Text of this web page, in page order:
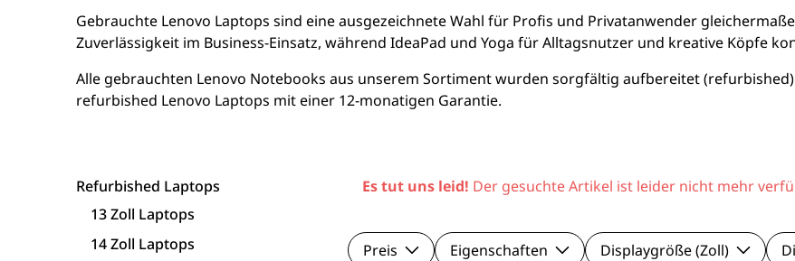
16 Zoll Laptops
Laptops ab 17 Zoll
Laptops mit WWAN / LTE
Workstation Laptops
Dell PCs
Fujitsu PCs
Xiaomi Smartphones
Gebrauchte Lenovo Laptops sind eine ausgezeichnete Wahl für Profis und Privatanwender
Zuverlässigkeit im Business-Einsatz, während IdeaPad und Yoga für Alltagsnutzer und kreative Köpfe
Alle gebrauchten Lenovo Notebooks aus unserem Sortiment wurden sorgfältig aufbereitet
refurbished Lenovo Laptops mit einer 12-monatigen Garantie.
Refurbished Laptops
13 Zoll Laptops
14 Zoll Laptops
Es tut uns leid! Der gesuchte Artikel ist leider nicht mehr
Preis Eigenschaften Displaygröße (Zoll)